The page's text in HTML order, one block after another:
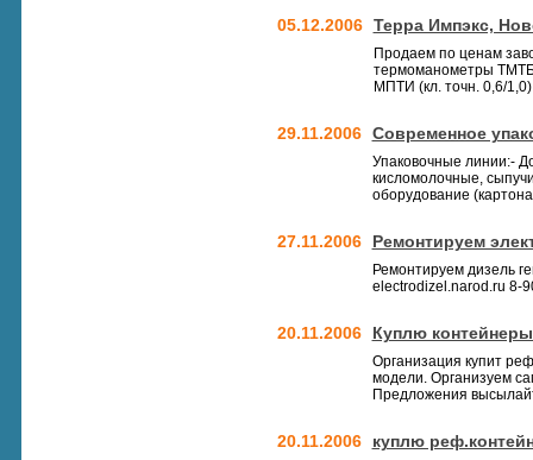
05.12.2006 Терра Импэкс,
Продаем по ценам
термоманометры
МПТИ (кл. точн. 0,6/
29.11.2006 Современное
Упаковочные линии:-
кисломолочные,
оборудование
27.11.2006 Ремонтируем
Ремонтируем дизель
electrodizel.narod.ru 8-
20.11.2006 Куплю
Организация купит
модели. Организуем
Предложения
20.11.2006 куплю